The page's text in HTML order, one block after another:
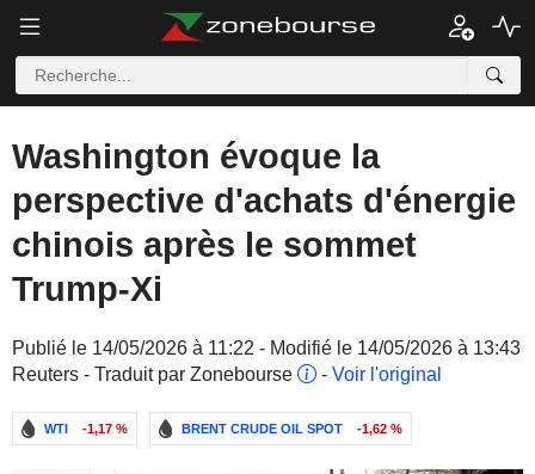
Washington évoque la
perspective d'achats d'énergie
chinois après le sommet
Trump-Xi
Publié le 14/05/2026 à 11:22 - Modifié le 14/05/2026 à 13:43
Reuters - Traduit par Zonebourse
- Voir l'original
WTI -1,17 % BRENT CRUDE OIL SPOT -1,62 %